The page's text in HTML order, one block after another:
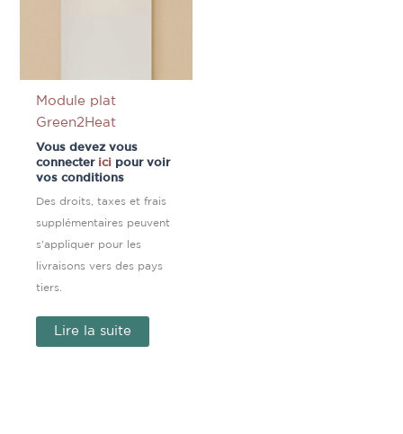
Module plat
Green2Heat
Vous devez vous
connecter ici pour voir
vos conditions
Des droits, taxes et frais
supplémentaires peuvent
s'appliquer pour les
livraisons vers des pays
tiers.
Lire la suite